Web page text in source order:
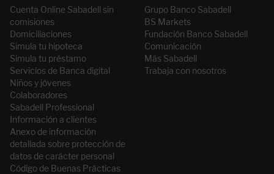
Cuenta Online Sabadell sin
comisiones
Domiciliaciones
Simula tu hipoteca
Simula tu préstamo
Servicios de Banca digital
Niños y jóvenes
Colaboradores
Sabadell Professional
Información a clientes
Anexo de información
detallada sobre protección de
datos de carácter personal
Código de Buenas Prácticas
Grupo Banco Sabadell
BS Markets
Fundación Banco Sabadell
Comunicación
Más Sabadell
Trabaja con nosotros